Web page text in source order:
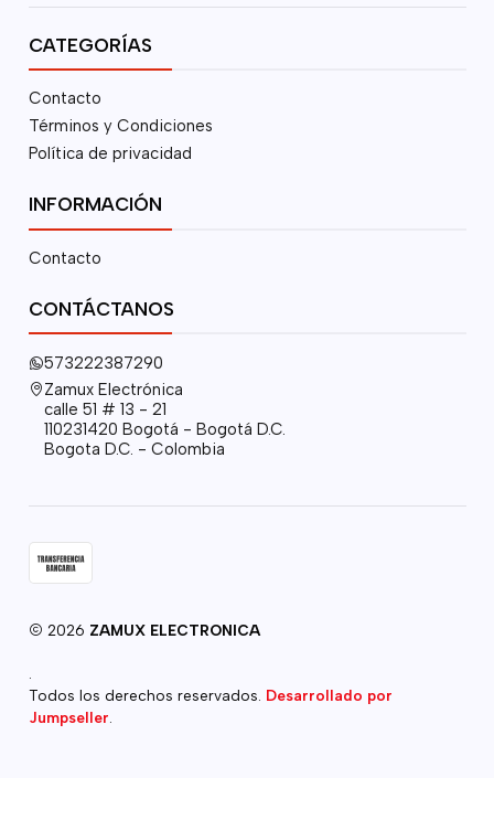
CATEGORÍAS
Contacto
Términos y Condiciones
Política de privacidad
INFORMACIÓN
Contacto
CONTÁCTANOS
573222387290
Zamux Electrónica
calle 51 # 13 - 21
110231420 Bogotá - Bogotá D.C.
Bogota D.C. - Colombia
2026 ZAMUX ELECTRONICA
Todos los derechos reservados. Desarrollado por
Jumpseller